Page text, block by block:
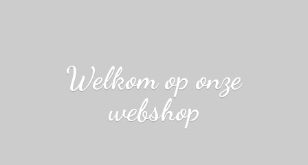
Welkom oponze
webshop